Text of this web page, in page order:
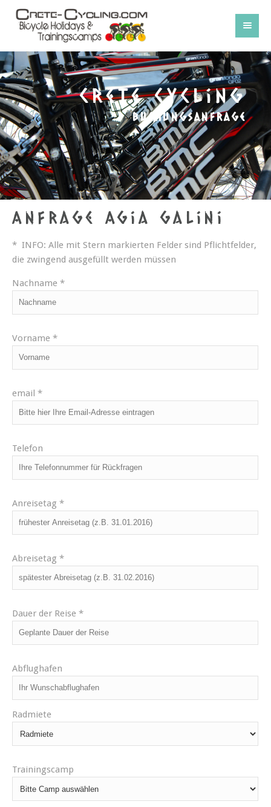
Crete Cycling
Buchungsanfrage
Anfrage Agia Galini
* INFO: Alle mit Stern markierten Felder sind Pflichtfelder,
die zwingend ausgefüllt werden müssen
Nachname *
Vorname *
email *
Telefon
Anreisetag *
Abreisetag *
Dauer der Reise *
Abflughafen
Radmiete
Trainingscamp